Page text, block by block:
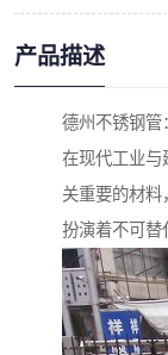
产品描述
德州不锈钢管
在现代工业与
关重要的材料
扮演着不可替